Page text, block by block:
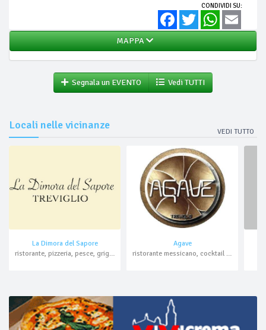
CONDIVIDI SU:
FacebookTwitter WhatsApp
MAPPA
Segnala un EVENTO Vedi TUTTI
Locali nelle vicinanze
VEDI TUTTO
La Dimora del Sapore
ristorante, pizzeria, pesce, griglieria, asporto, domicilio
Agave
ristorante messicano, cocktail bar, aperitivo